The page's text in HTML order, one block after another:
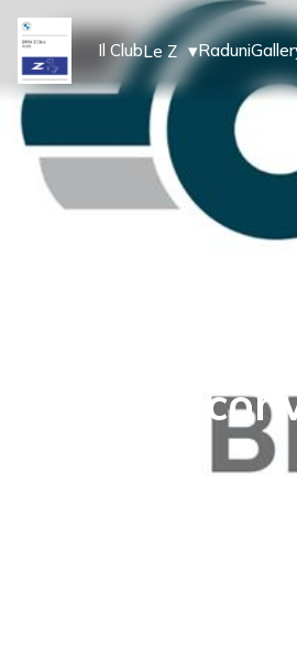
Il ClubLe Z ▾Raduni
Nuove